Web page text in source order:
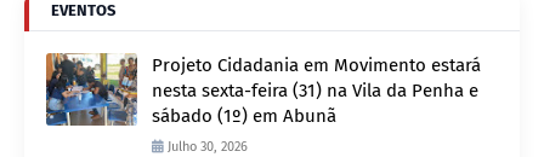
EVENTOS
Projeto Cidadania em Movimento estará
nesta sexta-feira (31) na Vila da Penha e
sábado (1º) em Abunã
Julho 30, 2026